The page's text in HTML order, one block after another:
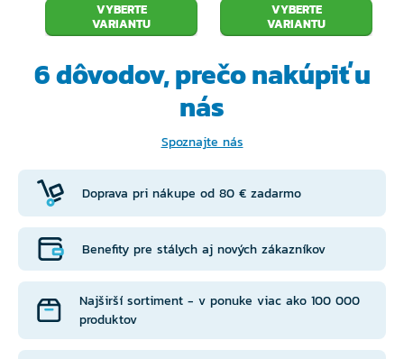
VYBERTE
VARIANTU
VYBERTE
VARIANTU
6 dôvodov, prečonakúpiť u
nás
Spoznajte nás
Doprava pri nákupe od 80 € zadarmo
Benefity pre stálych aj nových zákazníkov
Najširší sortiment - v ponuke viac ako 100 000
produktov